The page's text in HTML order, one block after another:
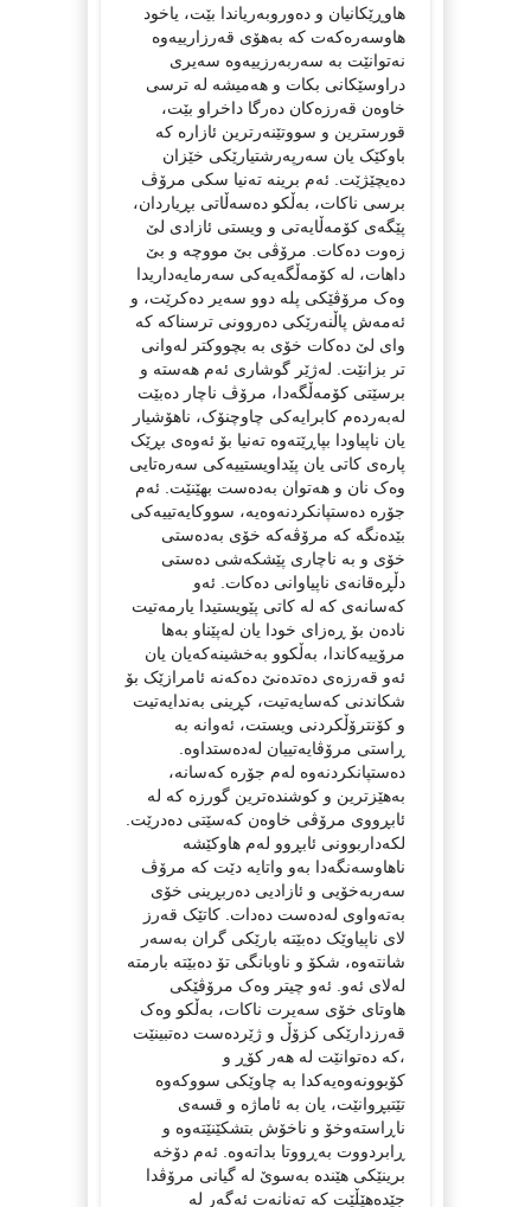
هاوڕێکانیان و دەوروبەریاندا بێت، یاخود
هاوسەرەکەت کە بەهۆی قەرزارییەوە
نەتوانێت بە سەربەرزییەوە سەیری
دراوسێکانی بکات و هەمیشە لە ترسی
خاوەن قەرزەکان دەرگا داخراو بێت،
قورسترین و سووتێنەرترین ئازارە کە
باوکێک یان سەرپەرشتیارێکی خێزان
دەیچێژێت. ئەم برینە تەنیا سکی مرۆڤ
برسی ناکات، بەڵکو دەسەڵاتی بڕیاردان،
پێگەی کۆمەڵایەتی و ویستی ئازادی لێ
زەوت دەکات. مرۆڤی بێ مووچە و بێ
داهات، لە کۆمەڵگەیەکی سەرمایەداریدا
وەک مرۆڤێکی پلە دوو سەیر دەکرێت، و
ئەمەش پاڵنەرێکی دەروونی ترسناکە کە
وای لێ دەکات خۆی بە بچووکتر لەوانی
تر بزانێت. لەژێر گوشاری ئەم هەستە و
برسێتی کۆمەڵگەدا، مرۆڤ ناچار دەبێت
لەبەردەم کابرایەکی چاوچنۆک، ناهۆشیار
یان ناپیاودا بپاڕێتەوە تەنیا بۆ ئەوەی بڕێک
پارەی کاتی یان پێداویستییەکی سەرەتایی
وەک نان و هەتوان بەدەست بهێنێت. ئەم
جۆرە دەستپانکردنەوەیە، سووکایەتییەکی
بێدەنگە کە مرۆڤەکە خۆی بەدەستی
خۆی و بە ناچاری پێشکەشی دەستی
دڵڕەقانەی ناپیاوانی دەکات. ئەو
کەسانەی کە لە کاتی پێویستیدا یارمەتیت
نادەن بۆ ڕەزای خودا یان لەپێناو بەها
مرۆییەکاندا، بەڵکوو بەخشینەکەیان یان
ئەو قەرزەی دەتدەنێ دەکەنە ئامرازێک بۆ
شکاندنی کەسایەتیت، کڕینی بەندایەتیت
و کۆنترۆڵکردنی ویستت، ئەوانە بە
ڕاستی مرۆڤایەتییان لەدەستداوە.
دەستپانکردنەوە لەم جۆرە کەسانە،
بەهێزترین و کوشندەترین گورزە کە لە
ئابڕووی مرۆڤی خاوەن کەسێتی دەدرێت.
لکەداربوونی ئابڕوو لەم هاوکێشە
ناهاوسەنگەدا بەو واتایە دێت کە مرۆڤ
سەربەخۆیی و ئازادیی دەربڕینی خۆی
بەتەواوی لەدەست دەدات. کاتێک قەرز
لای ناپیاوێک دەبێتە بارێکی گران بەسەر
شانتەوە، شکۆ و ناوبانگی تۆ دەبێتە بارمتە
لەلای ئەو. ئەو چیتر وەک مرۆڤێکی
هاوتای خۆی سەیرت ناکات، بەڵکو وەک
قەرزدارێکی کزۆڵ و ژێردەست دەتبینێت
،کە دەتوانێت لە هەر کۆڕ و
کۆبوونەوەیەکدا بە چاوێکی سووکەوە
تێتبڕوانێت، یان بە ئاماژە و قسەی
ناڕاستەوخۆ و ناخۆش بتشکێنێتەوە و
ڕابردووت بەڕووتا بداتەوە. ئەم دۆخە
برینێکی هێندە بەسوێ لە گیانی مرۆڤدا
جێدەهێڵێت کە تەنانەت ئەگەر لە